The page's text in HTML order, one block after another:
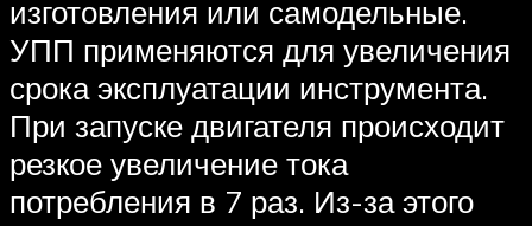
изготовления или самодельные.
УПП применяются для увеличения
срока эксплуатации инструмента.
При запуске двигателя происходит
резкое увеличение тока
потребления в 7 раз. Из-за этого